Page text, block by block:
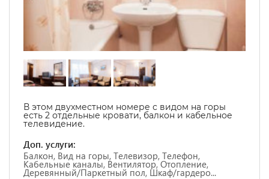
В этом двухместном номере с видом на горы
есть 2 отдельные кровати, балкон и кабельное
телевидение.
Доп. услуги:
Балкон, Вид на горы, Телевизор, Телефон,
Кабельные каналы, Вентилятор, Отопление,
Деревянный/Паркетный пол, Шкаф/гардеро...